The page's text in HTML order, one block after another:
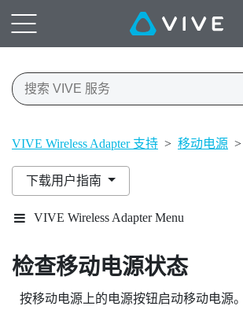
VIVE Wireless Adapter 支持 > 移动电源 >
下载用户指南
VIVE Wireless Adapter Menu
检查移动电源状态
按移动电源上的电源按钮启动移动电源。